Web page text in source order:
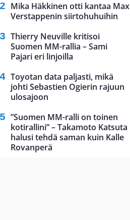
Mika Häkkinen otti kantaa Max
Verstappenin siirtohuhuihin
Thierry Neuville kritisoi
Suomen MM-rallia – Sami
Pajari eri linjoilla
Toyotan data paljasti, mikä
johti Sebastien Ogierin rajuun
ulosajoon
”Suomen MM-ralli on toinen
kotirallini” – Takamoto Katsuta
halusi tehdä saman kuin Kalle
Rovanperä